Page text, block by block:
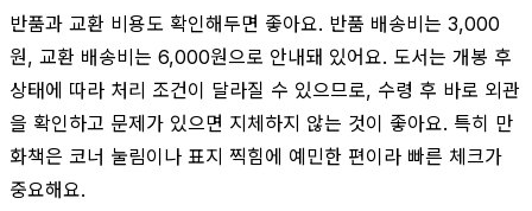
반품과 교환 비용도 확인해두면 좋아요. 반품 배송비는 3,000
원, 교환 배송비는 6,000원으로 안내돼 있어요. 도서는 개봉 후
상태에 따라 처리 조건이 달라질 수 있으므로, 수령 후 바로 외관
을 확인하고 문제가 있으면 지체하지 않는 것이 좋아요. 특히 만
화책은 코너 눌림이나 표지 찍힘에 예민한 편이라 빠른 체크가
중요해요.